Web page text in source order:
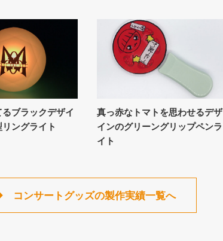
ブラックデザイ
ングライト
真っ赤なトマトを思わせるデザ
インのグリーングリップペンラ
イト
コンサートグッズの製作実績一覧へ